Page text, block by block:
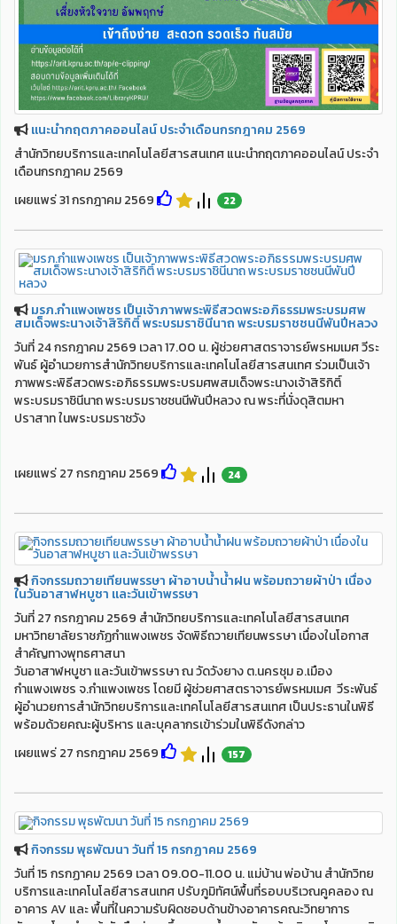
แนะนำกฤตภาคออนไลน์ ประจำเดือนกรกฎาคม 2569
สำนักวิทยบริการและเทคโนโลยีสารสนเทศ แนะนำกฤตภาคออนไลน์ ประจำ
เดือนกรกฎาคม 2569
เผยแพร่ 31 กรกฎาคม 2569
22
มรภ.กำแพงเพชร เป็นเจ้าภาพพระพิธีสวดพระอภิธรรมพระบรมศพ
สมเด็จพระนางเจ้าสิริกิติ์ พระบรมราชินีนาถ พระบรมราชชนนีพันปีหลวง
วันที่ 24 กรกฎาคม 2569 เวลา 17.00 น. ผู้ช่วยศาสตราจารย์พรหมเมศ วีระ
พันธ์ ผู้อำนวยการสำนักวิทยบริการและเทคโนโลยีสารสนเทศ ร่วมเป็นเจ้า
ภาพพระพิธีสวดพระอภิธรรมพระบรมศพสมเด็จพระนางเจ้าสิริกิติ์
พระบรมราชินีนาถ พระบรมราชชนนีพันปีหลวง ณ พระที่นั่งดุสิตมหา
ปราสาท ในพระบรมราชวัง
เผยแพร่ 27 กรกฎาคม 2569 24
กิจกรรมถวายเทียนพรรษา ผ้าอาบน้ำน้ำฝน พร้อมถวายผ้าป่า เนื่อง
ในวันอาสาฬหบูชา และวันเข้าพรรษา
วันที่ 27 กรกฎาคม 2569 สำนักวิทยบริการและเทคโนโลยีสารสนเทศ
มหาวิทยาลัยราชภัฏกำแพงเพชร จัดพิธีถวายเทียนพรรษา เนื่องในโอกาส
สำคัญทางพุทธศาสนา
วันอาสาฬหบูชา และวันเข้าพรรษา ณ วัดวังยาง ต.นครชุม อ.เมือง
กำแพงเพชร จ.กำแพงเพชร โดยมี ผู้ช่วยศาสตราจารย์พรหมเมศ วีระพันธ์
ผู้อำนวยการสำนักวิทยบริการและเทคโนโลยีสารสนเทศ เป็นประธานในพิธี
พร้อมด้วยคณะผู้บริหาร และบุคลากรเข้าร่วมในพิธีดังกล่าว
เผยแพร่ 27 กรกฎาคม 2569
157
กิจกรรม พุธพัฒนา วันที่ 15 กรกฏาคม 2569
วันที่ 15 กรกฏาคม 2569 เวลา 09.00-11.00 น. แม่บ้าน พ่อบ้าน สำนักวิทย
บริการและเทคโนโลยีสารสนเทศ ปรับภูมิทัศน์พื้นที่รอบบริเวณคูคลอง ณ
อาคาร AV และ พื้นที่ในความรับผิดชอบด้านข้างอาคารคณะวิทยาการ